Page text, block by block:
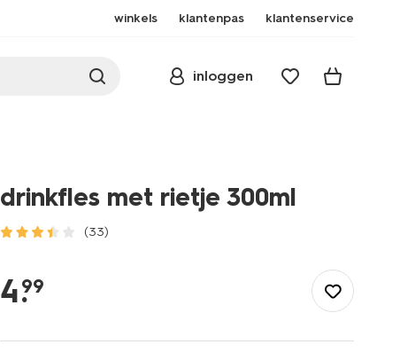
winkels klantenpas klantenservice
inloggen
drinkfles met rietje 300ml
(33)
rietje-
4.
99